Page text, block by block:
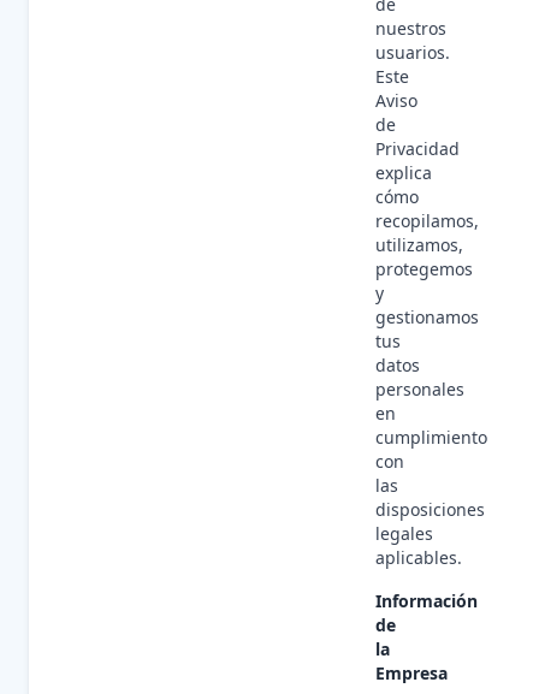
nuestros
usuarios.
Este
Aviso
de
Privacidad
explica
cómo
recopilamos,
utilizamos,
protegemos
y
gestionamos
tus
datos
personales
en
cumplimiento
con
las
disposiciones
legales
aplicables.
Información
de
la
Empresa